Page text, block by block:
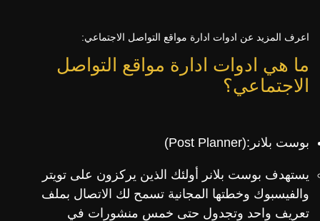
اعرف المزيد عن ادوات ادارة مواقع التواصل الاجتماعي:
ما هي ادوات ادارة مواقع التواصل
الاجتماعي؟
بوست بلانر:(Post Planner)
يستهدف بوست بلانر أولئك الذين يركزون على تويتر
والفيسبوك وخطتها المجانية تسمح لك الاتصال بملف
تعريف واحد وتجدول حتى خمس منشورات في